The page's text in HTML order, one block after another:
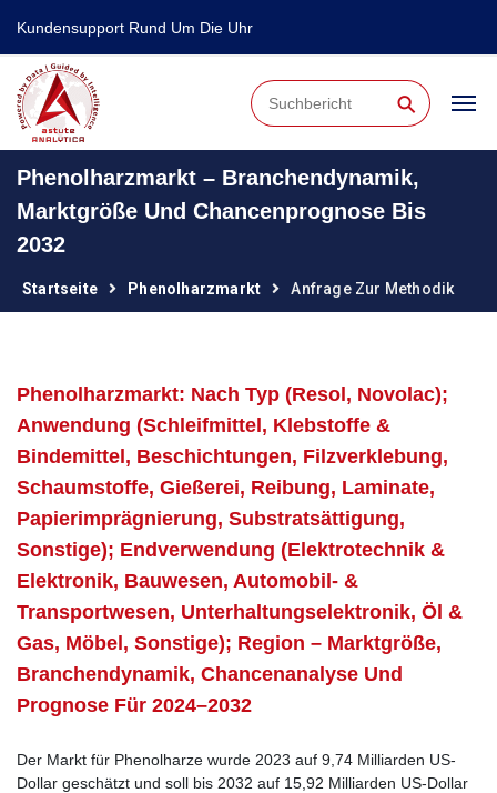
Kundensupport Rund Um Die Uhr
⚲
Phenolharzmarkt – Branchendynamik,
Marktgröße Und Chancenprognose Bis
2032
Startseite Phenolharzmarkt Anfrage Zur Methodik
Phenolharzmarkt: Nach Typ (Resol, Novolac);
Anwendung (Schleifmittel, Klebstoffe &
Bindemittel, Beschichtungen, Filzverklebung,
Schaumstoffe, Gießerei, Reibung, Laminate,
Papierimprägnierung, Substratsättigung,
Sonstige); Endverwendung (Elektrotechnik &
Elektronik, Bauwesen, Automobil- &
Transportwesen, Unterhaltungselektronik, Öl &
Gas, Möbel, Sonstige); Region – Marktgröße,
Branchendynamik, Chancenanalyse Und
Prognose Für 2024–2032
Der Markt für Phenolharze wurde 2023 auf 9,74 Milliarden US-
Dollar geschätzt und soll bis 2032 auf 15,92 Milliarden US-Dollar